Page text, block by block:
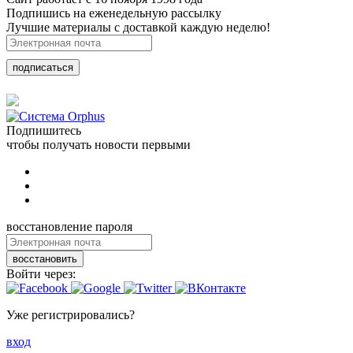
Подпишись на еженедельную рассылку
Лучшие материалы с доставкой каждую неделю!
подписаться
Подпишитесь
чтобы получать новости первыми
восстановление пароля
восстановить
Войти через:
Уже регистрировались?
вход